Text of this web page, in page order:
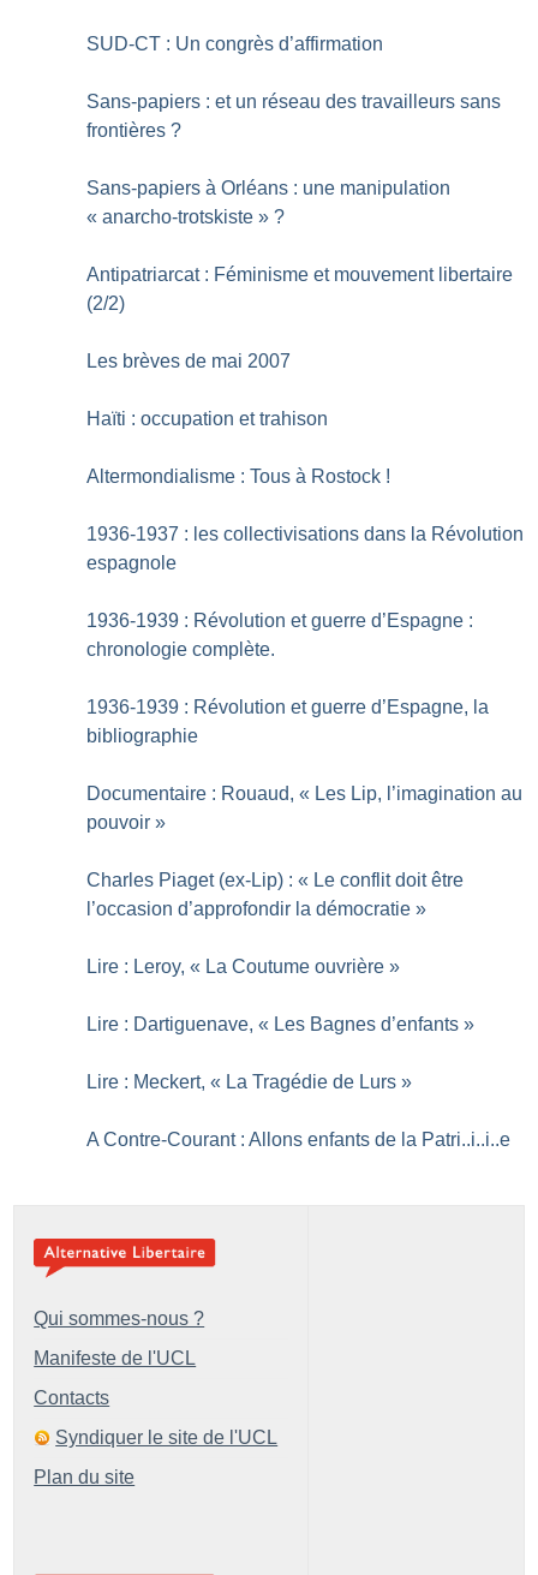
SUD-CT : Un congrès d’affirmation
Sans-papiers : et un réseau des travailleurs sans
frontières ?
Sans-papiers à Orléans : une manipulation
« anarcho-trotskiste » ?
Antipatriarcat : Féminisme et mouvement libertaire
(2/2)
Les brèves de mai 2007
Haïti : occupation et trahison
Altermondialisme : Tous à Rostock !
1936-1937 : les collectivisations dans la Révolution
espagnole
1936-1939 : Révolution et guerre d’Espagne :
chronologie complète.
1936-1939 : Révolution et guerre d’Espagne, la
bibliographie
Documentaire : Rouaud, « Les Lip, l’imagination au
pouvoir »
Charles Piaget (ex-Lip) : « Le conflit doit être
l’occasion d’approfondir la démocratie »
Lire : Leroy, « La Coutume ouvrière »
Lire : Dartiguenave, « Les Bagnes d’enfants »
Lire : Meckert, « La Tragédie de Lurs »
A Contre-Courant : Allons enfants de la Patri..i..i..e
Qui sommes-nous ?
Manifeste de l'UCL
Contacts
Syndiquer le site de l'UCL
Plan du site